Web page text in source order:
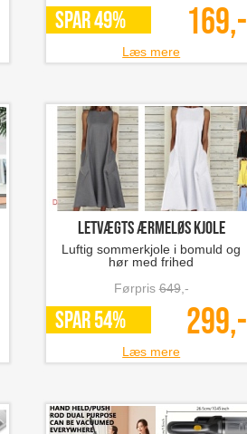
SPAR 49% 169,-
Læs mere
Letvægts ærmeløs kjole
Luftig sommerkjole i bomuld og
hør med frihed
Førpris649,-
SPAR 54% 299,-
Læs mere